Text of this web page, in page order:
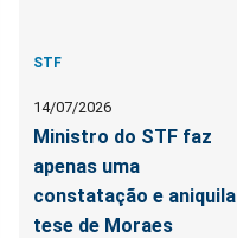
STF
14/07/2026
Ministro do STF faz
apenas uma
constatação e aniquila
tese de Moraes